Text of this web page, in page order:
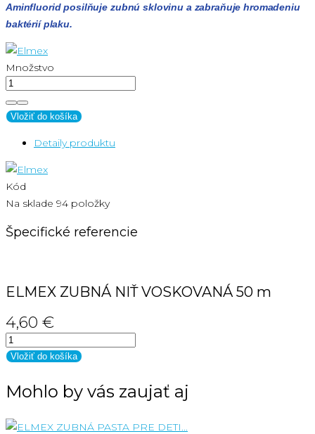
Aminfluorid posilňuje zubnú sklovinu a zabraňuje hromadeniu
baktérií plaku.
Množstvo
Vložiť do košíka
Detaily produktu
Kód
Na sklade 94 položky
Špecifické referencie
ELMEX ZUBNÁ NIŤ VOSKOVANÁ 50 m
4,60 €
Vložiť do košíka
Mohlo by vás zaujať aj